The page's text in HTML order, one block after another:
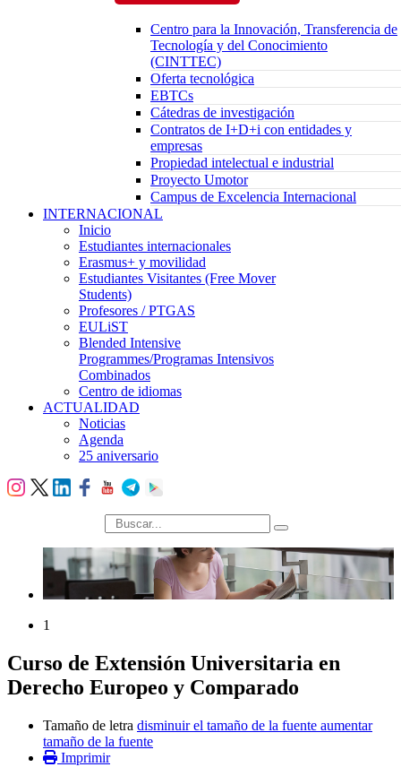
Centro para la Innovación, Transferencia de
Tecnología y del Conocimiento
(CINTTEC)
Oferta tecnológica
EBTCs
Cátedras de investigación
Contratos de I+D+i con entidades y
empresas
Propiedad intelectual e industrial
Proyecto Umotor
Campus de Excelencia Internacional
INTERNACIONAL
Inicio
Estudiantes internacionales
Erasmus+ y movilidad
Estudiantes Visitantes (Free Mover
Students)
Profesores / PTGAS
EULiST
Blended Intensive
Programmes/Programas Intensivos
Combinados
Centro de idiomas
ACTUALIDAD
Noticias
Agenda
25 aniversario
búsqueda
1
Curso de Extensión Universitaria en
Derecho Europeo y Comparado
Tamaño de letra disminuir el tamaño de la fuente aumentar
tamaño de la fuente
Imprimir